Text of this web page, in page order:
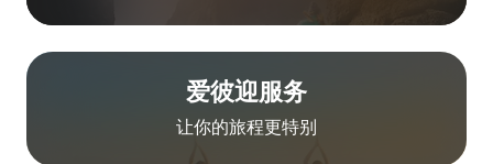
爱彼迎服务
让你的旅程更特别